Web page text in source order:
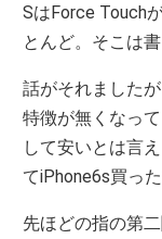
SはForce Touch
とんど。そこは書
話がそれました
特徴が無くなっ
して安いとは言
てiPhone6s買っ
先ほどの指の第